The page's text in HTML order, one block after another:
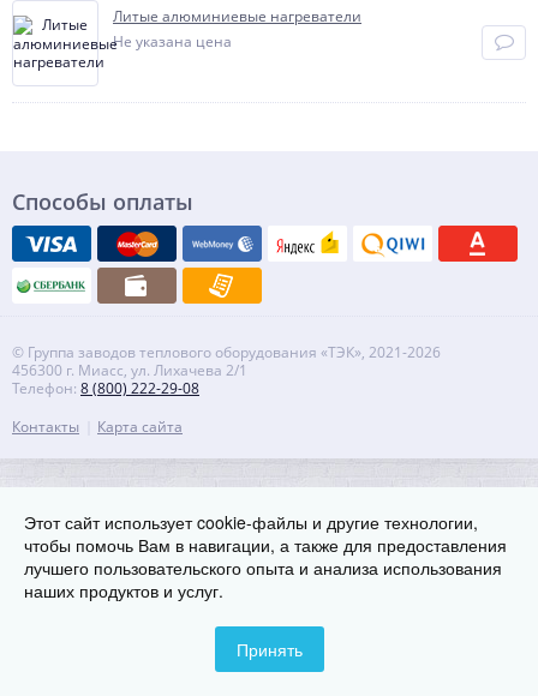
Литые алюминиевые нагреватели
Не указана цена
Способы оплаты
© Группа заводов теплового оборудования «ТЭК», 2021-2026
456300 г. Миасс, ул. Лихачева 2/1
Телефон: 8 (800) 222-29-08
Контакты
Карта сайта
Этот сайт использует cookie-файлы и другие технологии,
чтобы помочь Вам в навигации, а также для предоставления
лучшего пользовательского опыта и анализа использования
наших продуктов и услуг.
Принять